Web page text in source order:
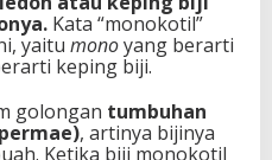
Kata “monokotil”
yaitu monoyang berarti
keping biji.
golongan tumbuhan
, artinya bijinya
Ketika biji monokotil